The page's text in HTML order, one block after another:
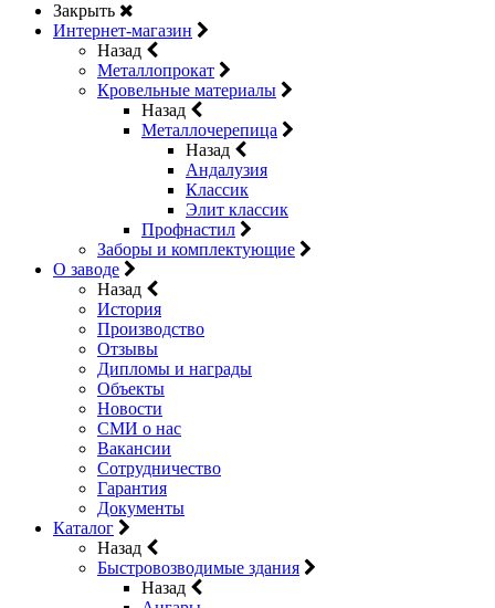
Закрыть
Интернет-магазин
Назад
Металлопрокат
Кровельные материалы
Назад
Металлочерепица
Назад
Андалузия
Классик
Элит классик
Профнастил
Заборы и комплектующие
О заводе
Назад
История
Производство
Отзывы
Дипломы и награды
Объекты
Новости
СМИ о нас
Вакансии
Сотрудничество
Гарантия
Документы
Каталог
Назад
Быстровозводимые здания
Назад